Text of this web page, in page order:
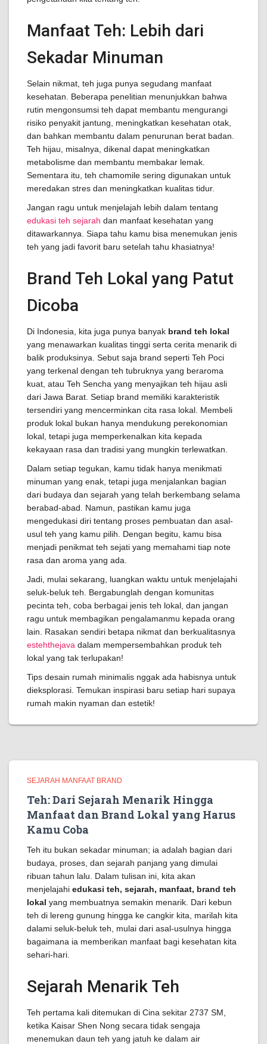
Manfaat Teh: Lebih dari
Sekadar Minuman
Selain nikmat, teh juga punya segudang manfaat
kesehatan. Beberapa penelitian menunjukkan bahwa
rutin mengonsumsi teh dapat membantu mengurangi
risiko penyakit jantung, meningkatkan kesehatan otak,
dan bahkan membantu dalam penurunan berat badan.
Teh hijau, misalnya, dikenal dapat meningkatkan
metabolisme dan membantu membakar lemak.
Sementara itu, teh chamomile sering digunakan untuk
meredakan stres dan meningkatkan kualitas tidur.
Jangan ragu untuk menjelajah lebih dalam tentang
edukasi teh sejarah dan manfaat kesehatan yang
ditawarkannya. Siapa tahu kamu bisa menemukan jenis
teh yang jadi favorit baru setelah tahu khasiatnya!
Brand Teh Lokal yang Patut
Dicoba
Di Indonesia, kita juga punya banyak brand teh lokal
yang menawarkan kualitas tinggi serta cerita menarik di
balik produksinya. Sebut saja brand seperti Teh Poci
yang terkenal dengan teh tubruknya yang beraroma
kuat, atau Teh Sencha yang menyajikan teh hijau asli
dari Jawa Barat. Setiap brand memiliki karakteristik
tersendiri yang mencerminkan cita rasa lokal. Membeli
produk lokal bukan hanya mendukung perekonomian
lokal, tetapi juga memperkenalkan kita kepada
kekayaan rasa dan tradisi yang mungkin terlewatkan.
Dalam setiap tegukan, kamu tidak hanya menikmati
minuman yang enak, tetapi juga menjalankan bagian
dari budaya dan sejarah yang telah berkembang selama
berabad-abad. Namun, pastikan kamu juga
mengedukasi diri tentang proses pembuatan dan asal-
usul teh yang kamu pilih. Dengan begitu, kamu bisa
menjadi penikmat teh sejati yang memahami tiap note
rasa dan aroma yang ada.
Jadi, mulai sekarang, luangkan waktu untuk menjelajahi
seluk-beluk teh. Bergabunglah dengan komunitas
pecinta teh, coba berbagai jenis teh lokal, dan jangan
ragu untuk membagikan pengalamanmu kepada orang
lain. Rasakan sendiri betapa nikmat dan berkualitasnya
estehthejava dalam mempersembahkan produk teh
lokal yang tak terlupakan!
Tips desain rumah minimalis nggak ada habisnya untuk
dieksplorasi. Temukan inspirasi baru setiap hari supaya
rumah makin nyaman dan estetik!
SEJARAH MANFAAT BRAND
Teh: Dari Sejarah Menarik Hingga
Manfaat dan Brand Lokal yang Harus
Kamu Coba
Teh itu bukan sekadar minuman; ia adalah bagian dari
budaya, proses, dan sejarah panjang yang dimulai
ribuan tahun lalu. Dalam tulisan ini, kita akan
menjelajahi edukasi teh, sejarah, manfaat, brand teh
lokal yang membuatnya semakin menarik. Dari kebun
teh di lereng gunung hingga ke cangkir kita, marilah kita
dalami seluk-beluk teh, mulai dari asal-usulnya hingga
bagaimana ia memberikan manfaat bagi kesehatan kita
sehari-hari.
Sejarah Menarik Teh
Teh pertama kali ditemukan di Cina sekitar 2737 SM,
ketika Kaisar Shen Nong secara tidak sengaja
menemukan daun teh yang jatuh ke dalam air